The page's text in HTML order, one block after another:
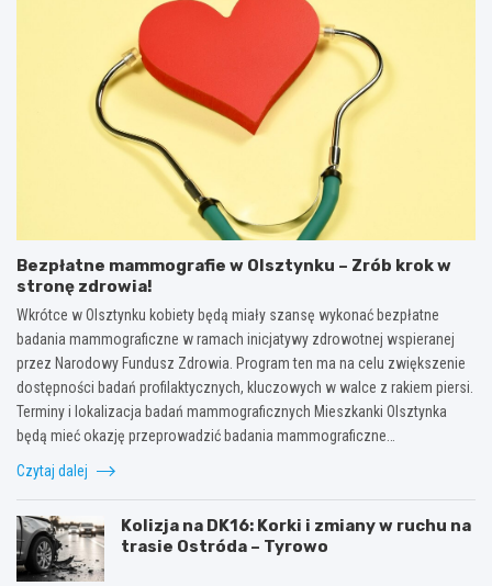
Bezpłatne mammografie w Olsztynku – Zrób krok w
stronę zdrowia!
Wkrótce w Olsztynku kobiety będą miały szansę wykonać bezpłatne
badania mammograficzne w ramach inicjatywy zdrowotnej wspieranej
przez Narodowy Fundusz Zdrowia. Program ten ma na celu zwiększenie
dostępności badań profilaktycznych, kluczowych w walce z rakiem piersi.
Terminy i lokalizacja badań mammograficznych Mieszkanki Olsztynka
będą mieć okazję przeprowadzić badania mammograficzne…
Czytaj dalej
Kolizja na DK16: Korki i zmiany w ruchu na
trasie Ostróda – Tyrowo